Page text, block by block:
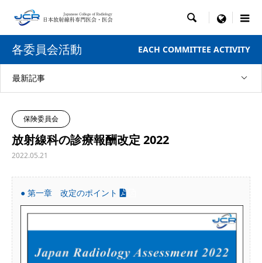
 menu
各委員会活動 EACH COMMITTEE ACTIVITY
最新記事
保険委員会
放射線科の診療報酬改定 2022
2022.05.21
● 第一章 改定のポイント